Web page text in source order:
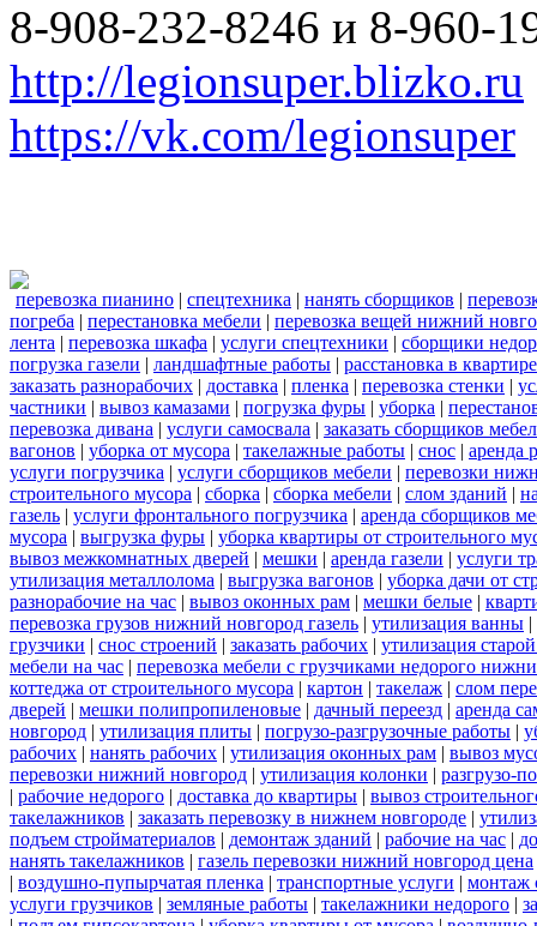
8-908-232-8246 и 8-960-
http://legionsuper.blizko.ru
https://vk.com/legionsuper
перевозка пианино | спецтехника | нанять сборщиков |
погреба | перестановка мебели | перевозка вещей нижний
лента | перевозка шкафа | услуги спецтехники | сборщики
погрузка газели | ландшафтные работы | расстановка в квартире
заказать разнорабочих | доставка | пленка | перевозка стенки |
частники | вывоз камазами | погрузка фуры | уборка |
перевозка дивана | услуги самосвала | заказать сборщиков
вагонов | уборка от мусора | такелажные работы | снос | аренда
услуги погрузчика | услуги сборщиков мебели | перевозки
строительного мусора | сборка | сборка мебели | слом зданий |
газель | услуги фронтального погрузчика | аренда сборщиков
мусора | выгрузка фуры | уборка квартиры от строительного
вывоз межкомнатных дверей | мешки | аренда газели | услуги
утилизация металлолома | выгрузка вагонов | уборка дачи от
разнорабочие на час | вывоз оконных рам | мешки белые |
перевозка грузов нижний новгород газель | утилизация ванны |
грузчики | снос строений | заказать рабочих | утилизация
мебели на час | перевозка мебели с грузчиками недорого
коттеджа от строительного мусора | картон | такелаж | слом
дверей | мешки полипропиленовые | дачный переезд | аренда
новгород | утилизация плиты | погрузо-разгрузочные работы |
рабочих | нанять рабочих | утилизация оконных рам | вывоз
перевозки нижний новгород | утилизация колонки | разгрузо-
| рабочие недорого | доставка до квартиры | вывоз
такелажников | заказать перевозку в нижнем новгороде |
подъем стройматериалов | демонтаж зданий | рабочие на час |
нанять такелажников | газель перевозки нижний новгород цена
| воздушно-пупырчатая пленка | транспортные услуги | монтаж
услуги грузчиков | земляные работы | такелажники недорого |